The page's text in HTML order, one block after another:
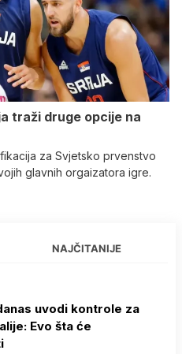
traži druge opcije na
za Svjetsko prvenstvo
glavnih orgaizatora igre.
NAJČITANIJE
uvodi kontrole za
Evo šta će